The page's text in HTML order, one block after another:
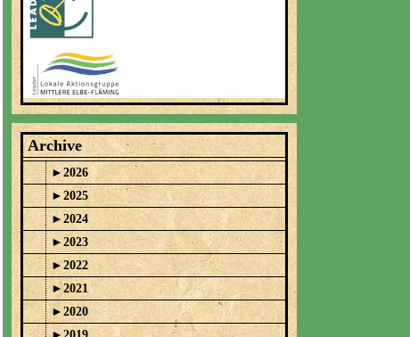
Archive
► 2026
► 2025
► 2024
► 2023
► 2022
► 2021
► 2020